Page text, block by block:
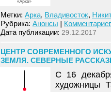
«Арка»
Метки: Арка, Владивосток,
Рубрика: Анонсы |
Дата публикации: 29.12.2017
ЦЕНТР СОВРЕМЕННОГО
ЗЕМЛЯ. СЕВЕРНЫЕ
С 16
художницы